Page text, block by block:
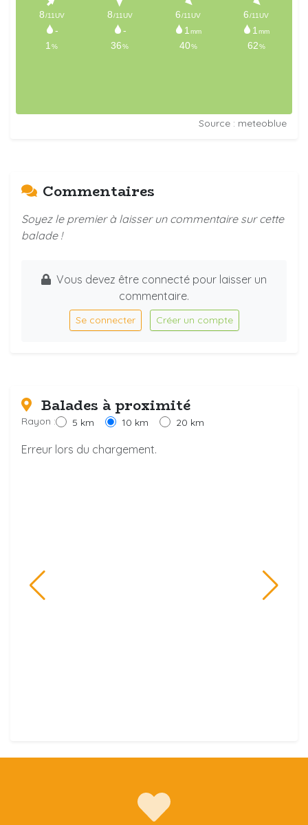
Source : meteoblue
Commentaires
Soyez le premier à laisser un commentaire sur cette
balade !
Vous devez être connecté pour laisser un
commentaire.
Se connecter Créer un compte
Balades à proximité
Rayon : 5 km 10 km 20 km
Erreur lors du chargement.